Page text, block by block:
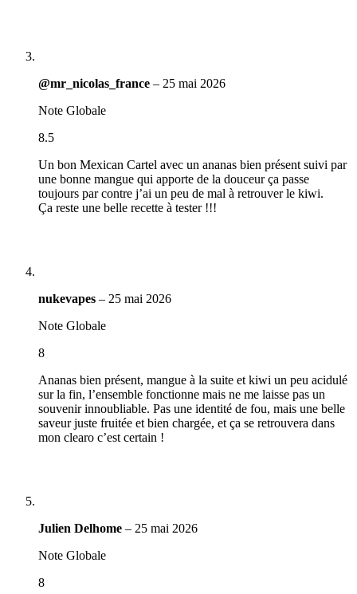
@mr_nicolas_france – 25 mai 2026
Note Globale
8.5
Un bon Mexican Cartel avec un ananas bien présent suivi par
une bonne mangue qui apporte de la douceur ça passe
toujours par contre j’ai un peu de mal à retrouver le kiwi.
Ça reste une belle recette à tester !!!
nukevapes – 25 mai 2026
Note Globale
8
Ananas bien présent, mangue à la suite et kiwi un peu acidulé
sur la fin, l’ensemble fonctionne mais ne me laisse pas un
souvenir innoubliable. Pas une identité de fou, mais une belle
saveur juste fruitée et bien chargée, et ça se retrouvera dans
mon clearo c’est certain !
Julien Delhome – 25 mai 2026
Note Globale
8